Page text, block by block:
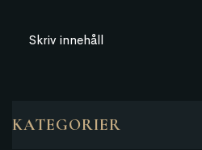
KATEGORIER